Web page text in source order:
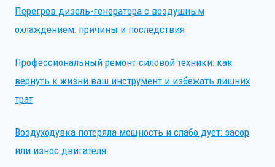
Перегрев дизель-генератора с воздушным
охлаждением: причины и последствия
Профессиональный ремонт силовой техники: как
вернуть к жизни ваш инструмент и избежать лишних
трат
Воздуходувка потеряла мощность и слабо дует: засор
или износ двигателя